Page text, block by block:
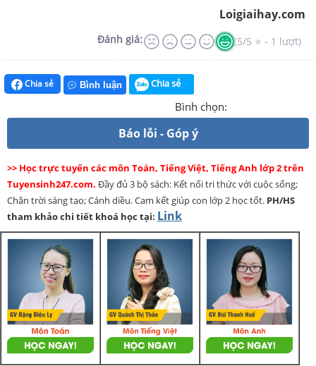
Loigiaihay.com
Đánh giá: (5/5 ⭐ - 1 lượt)
Chia sẻ Bình luận Chia sẻ
Bình chọn:
Báo lỗi - Góp ý
>> Học trực tuyến các môn Toán, Tiếng Việt, Tiếng Anh lớp 2 trên
Tuyensinh247.com. Đầy đủ 3 bộ sách: Kết nối tri thức với cuộc sống;
Chân trời sáng tạo; Cánh diều. Cam kết giúp con lớp 2 học tốt. PH/HS
tham khảo chi tiết khoá học tại: Link